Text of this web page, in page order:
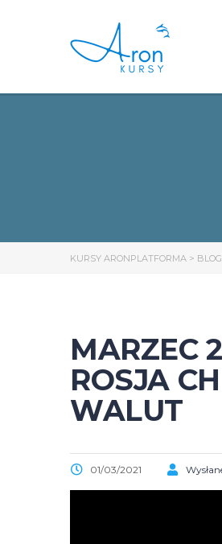
KURSY ARONPLATFORMA > BLOG
MARZEC
ROSJA
WALUT
01/03/2021